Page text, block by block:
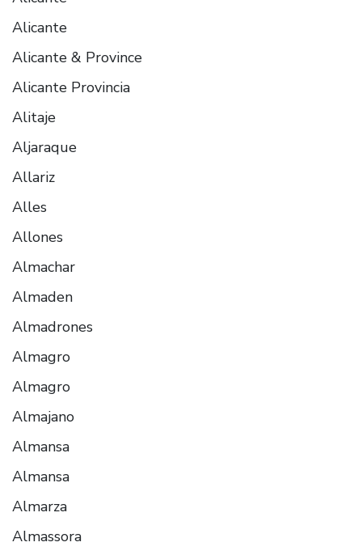
Alicante
Alicante & Province
Alicante Provincia
Alitaje
Aljaraque
Allariz
Alles
Allones
Almachar
Almaden
Almadrones
Almagro
Almagro
Almajano
Almansa
Almansa
Almarza
Almassora